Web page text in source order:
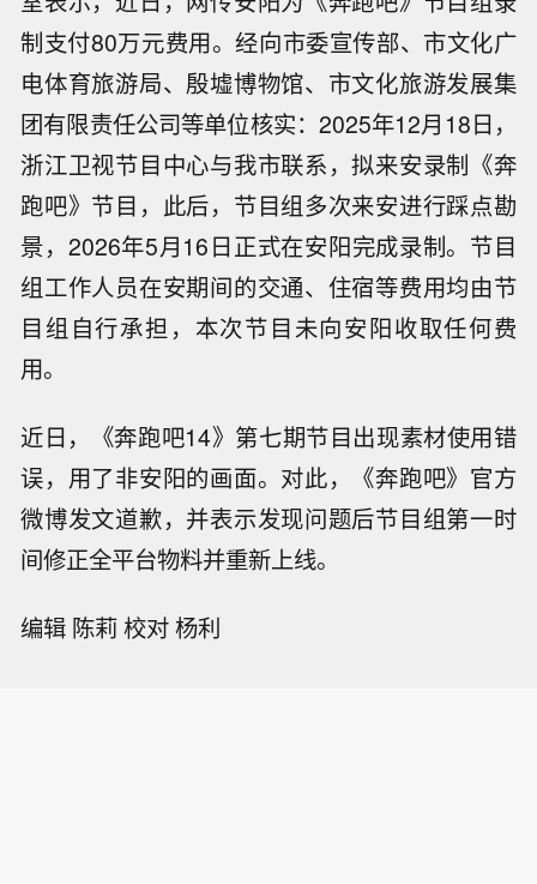
制支付80万元费用。经向市委宣传部、市文化广
电体育旅游局、殷墟博物馆、市文化旅游发展集
团有限责任公司等单位核实：2025年12月18日，
浙江卫视节目中心与我市联系，拟来安录制《奔
跑吧》节目，此后，节目组多次来安进行踩点勘
景，2026年5月16日正式在安阳完成录制。节目
组工作人员在安期间的交通、住宿等费用均由节
目组自行承担，本次节目未向安阳收取任何费
用。
近日，《奔跑吧14》第七期节目出现素材使用错
误，用了非安阳的画面。对此，《奔跑吧》官方
微博发文道歉，并表示发现问题后节目组第一时
间修正全平台物料并重新上线。
编辑 陈莉 校对 杨利